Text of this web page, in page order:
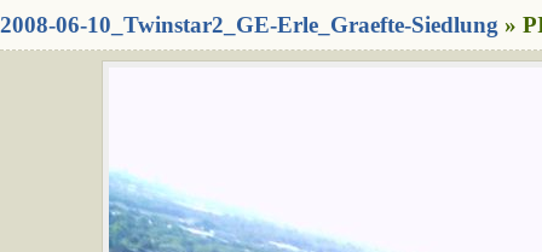
2008-06-10_Twinstar2_GE-Erle_Graefte-Siedlung »